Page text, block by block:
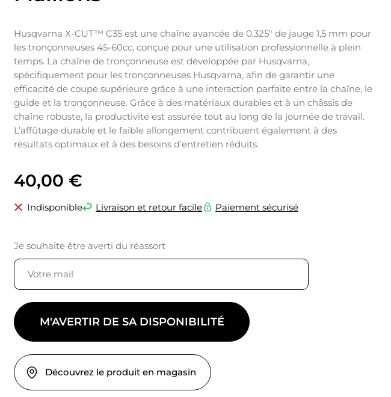
Husqvarna X-CUT™ C35 est une chaîne avancée de 0,325″ de jauge 1,5 mm pour
les tronçonneuses 45-60cc, conçue pour une utilisation professionnelle à plein
temps. La chaîne de tronçonneuse est développée par Husqvarna,
spécifiquement pour les tronçonneuses Husqvarna, afin de garantir une
efficacité de coupe supérieure grâce à une interaction parfaite entre la chaîne, le
guide et la tronçonneuse. Grâce à des matériaux durables et à un châssis de
chaîne robuste, la productivité est assurée tout au long de la journée de travail.
L’affûtage durable et le faible allongement contribuent également à des
résultats optimaux et à des besoins d’entretien réduits.
40,00 €
Indisponible Livraison et retour facile Paiement sécurisé
Je souhaite être averti du réassort
M'AVERTIR DE SA DISPONIBILITÉ
Découvrez le produit en magasin